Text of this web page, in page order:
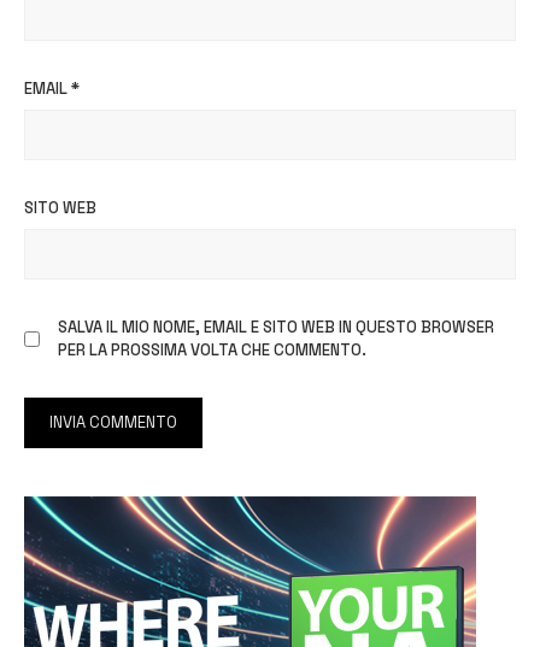
EMAIL*
SITO WEB
SALVA IL MIO NOME, EMAIL E SITO WEB IN QUESTO BROWSER
PER LA PROSSIMA VOLTA CHE COMMENTO.